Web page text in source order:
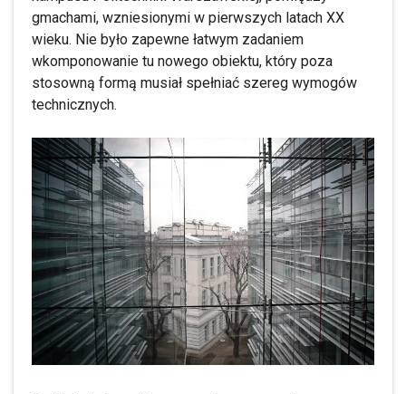
gmachami, wzniesionymi w pierwszych latach XX
wieku. Nie było zapewne łatwym zadaniem
wkomponowanie tu nowego obiektu, który poza
stosowną formą musiał spełniać szereg wymogów
technicznych.